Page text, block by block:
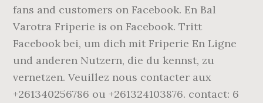
fans and customers on Facebook. En Bal
Varotra Friperie is on Facebook. Tritt
Facebook bei, um dich mit Friperie En Ligne
und anderen Nutzern, die du kennst, zu
vernetzen. Veuillez nous contacter aux
+261340256786 ou +261324103876. contact: 6